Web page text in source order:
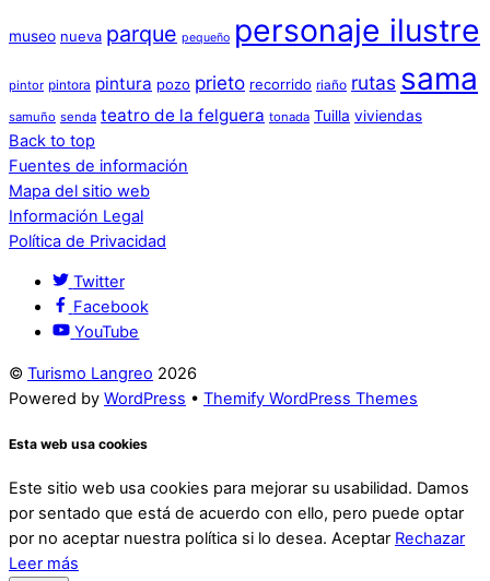
museo nueva parque pequeño personaje ilustre
pintor pintora pintura pozo prieto recorrido riaño rutas sama
samuño senda teatro de la felguera tonada Tuilla viviendas
Back to top
Fuentes de información
Mapa del sitio web
Información Legal
Política de Privacidad
Twitter
Facebook
YouTube
© Turismo Langreo 2026
Powered by WordPress • Themify WordPress Themes
Esta web usa cookies
Este sitio web usa cookies para mejorar su usabilidad. Damos
por sentado que está de acuerdo con ello, pero puede optar
por no aceptar nuestra política si lo desea. Aceptar Rechazar
Leer más